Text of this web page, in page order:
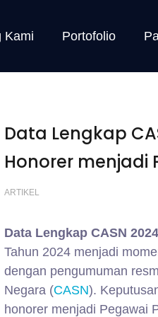
Kami Portofolio
Data Lengkap
Honorer menjadi
ARTIKEL
Data Lengkap CASN
Tahun 2024 menjadi
dengan pengumuman
Negara (CASN).
honorer menjadi Pegawai